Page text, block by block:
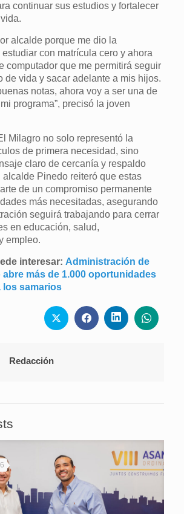
continuar sus estudios y fortalecer
alcalde porque me dio la
con matrícula cero y ahora
computador que me permitirá seguir
de vida y sacar adelante a mis hijos.
notas, ahora voy a ser una de
programa”, precisó la joven
Milagro no solo representó la
de primera necesidad, sino
claro de cercanía y respaldo
alcalde Pinedo reiteró que estas
de un compromiso permanente
más necesitadas, asegurando
seguirá trabajando para cerrar
en educación, salud,
empleo.
interesar: Administración de
más de 1.000 oportunidades
los samarios
Redacción